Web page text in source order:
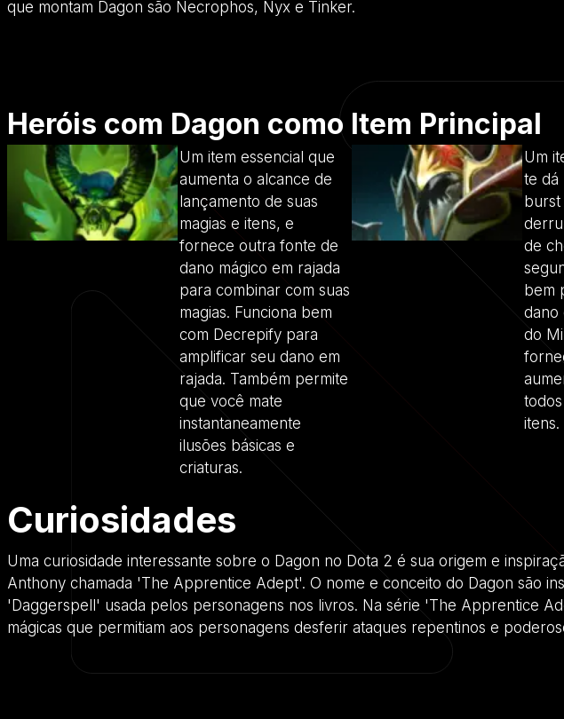
que montam Dagon são Necrophos, Nyx e Tinker.
Heróis com Dagon como Item Principal
Um item essencial que
aumenta o alcance de
lançamento de suas
magias e itens, e
fornece outra fonte de
dano mágico em rajada
para combinar com suas
magias. Funciona bem
com Decrepify para
amplificar seu dano em
rajada. Também permite
que você mate
instantaneamente
ilusões básicas e
criaturas.
Um
te dá
de
bem
dano
do
itens.
Curiosidades
Uma curiosidade interessante sobre o Dagon no Dota 2 é sua origem e
Anthony chamada 'The Apprentice Adept'. O nome e conceito do Dagon são
'Daggerspell' usada pelos personagens nos livros. Na série 'The Apprentice
mágicas que permitiam aos personagens desferir ataques repentinos e